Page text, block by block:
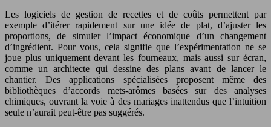
Les logiciels de gestion de recettes et de coûts permettent par
exemple d’itérer rapidement sur une idée de plat, d’ajuster les
proportions, de simuler l’impact économique d’un changement
d’ingrédient. Pour vous, cela signifie que l’expérimentation ne se
joue plus uniquement devant les fourneaux, mais aussi sur écran,
comme un architecte qui dessine des plans avant de lancer le
chantier. Des applications spécialisées proposent même des
bibliothèques d’accords mets-arômes basées sur des analyses
chimiques, ouvrant la voie à des mariages inattendus que l’intuition
seule n’aurait peut-être pas suggérés.